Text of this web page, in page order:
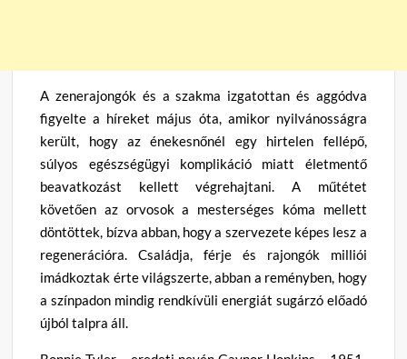
A zenerajongók és a szakma izgatottan és aggódva
figyelte a híreket május óta, amikor nyilvánosságra
került, hogy az énekesnőnél egy hirtelen fellépő,
súlyos egészségügyi komplikáció miatt életmentő
beavatkozást kellett végrehajtani. A műtétet
követően az orvosok a mesterséges kóma mellett
döntöttek, bízva abban, hogy a szervezete képes lesz a
regenerációra. Családja, férje és rajongók milliói
imádkoztak érte világszerte, abban a reményben, hogy
a színpadon mindig rendkívüli energiát sugárzó előadó
újból talpra áll.